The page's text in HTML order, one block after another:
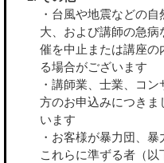
・台風や地震などの
大、および講師の急
催を中止または講座の
る場合がございます
・講師業、士業、コ
方のお申込みにつき
います
・お客様が暴力団、
これらに準ずる者（